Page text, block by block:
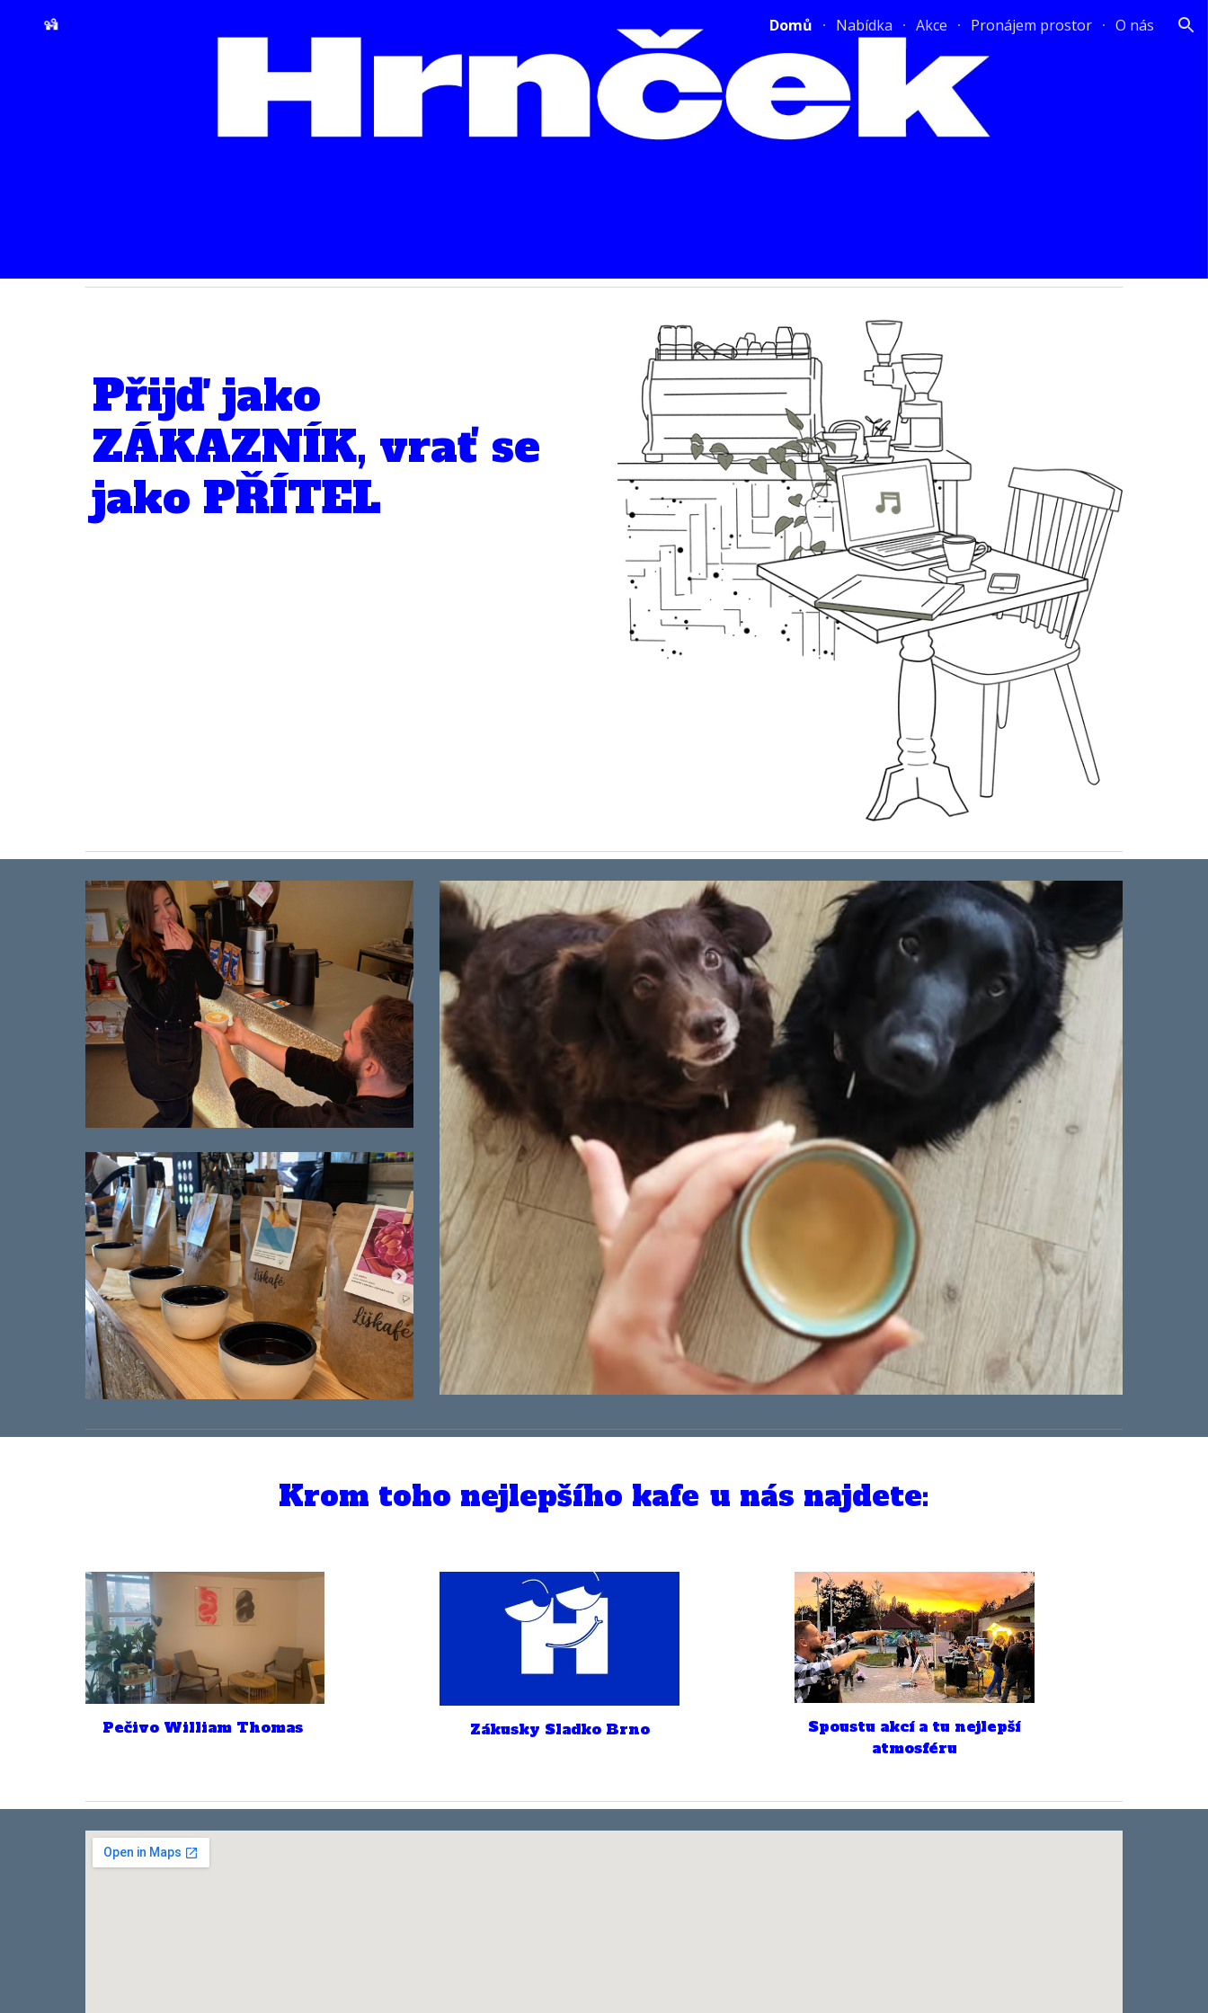
Skip to navigation
Domů Nabídka Akce Pronájem prostor O nás
Přijď jako
ZÁKAZNÍK, vrať se
jako PŘÍTEL
Krom toho nejlepšího kafe u nás najdete:
Pečivo William Thomas Zákusky Sladko Brno
Spoustu akcí a tu nejlepší
atmosféru